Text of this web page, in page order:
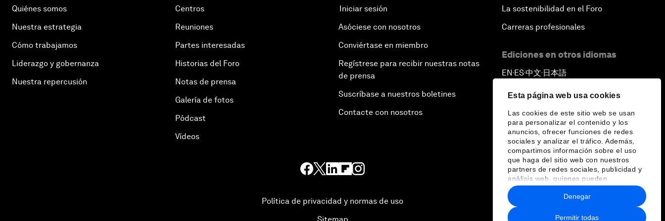
Esta página web usa cookies
Las cookies de este sitio web se usan
para personalizar el contenido y los
anuncios, ofrecer funciones de redes
sociales y analizar el tráfico. Además,
compartimos información sobre el uso
que haga del sitio web con nuestros
partners de redes sociales, publicidad y
análisis web, quienes pueden
combinarla con otra información que les
haya proporcionado o que hayan
recopilado a partir del uso que haya
hecho de sus servicios.
Permitir todas
Denegar
Quiénes somos
Nuestra estrategia
Cómo trabajamos
Liderazgo y gobernanza
Nuestra repercusión
Centros
Reuniones
Partes interesadas
Historias del Foro
Notas de prensa
Galería de fotos
Pódcast
Vídeos
Iniciar sesión
Asóciese con nosotros
Conviértase en miembro
Regístrese para recibir nuestras notas
de prensa
Suscríbase a nuestros boletines
Contacte con nosotros
La sostenibilidad en el Foro
Carreras profesionales
Ediciones en otros idiomas
EN ▪ ES▪中文▪ 日本語
Política de privacidad y normas de uso